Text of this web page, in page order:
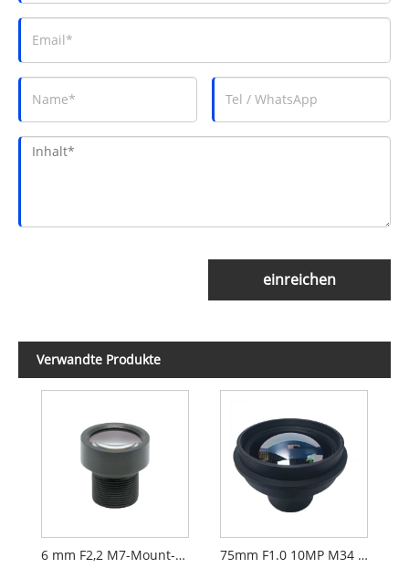
einreichen
Verwandte Produkte
6 mm F2,2 M7-Mount-CCTV-Objektiv für 1/2,9-Zoll-Überwachungskameras 75mm F1.0 10MP M34 17um Objektiv Langwellen-Infrarot-Wärmebildobjektiv